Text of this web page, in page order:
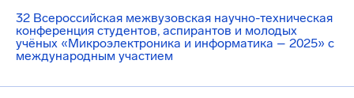
32 Всероссийская межвузовская научно-техническая
конференция студентов, аспирантов и молодых
учёных «Микроэлектроника и информатика – 2025» с
международным участием